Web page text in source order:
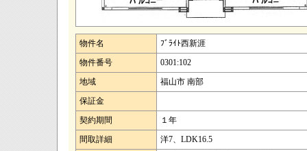
物件名
ﾌﾞﾗｲﾄ西新涯
物件番号
0301:102
地域
福山市 南部
保証金
契約期間
１年
間取詳細
洋7、LDK16.5